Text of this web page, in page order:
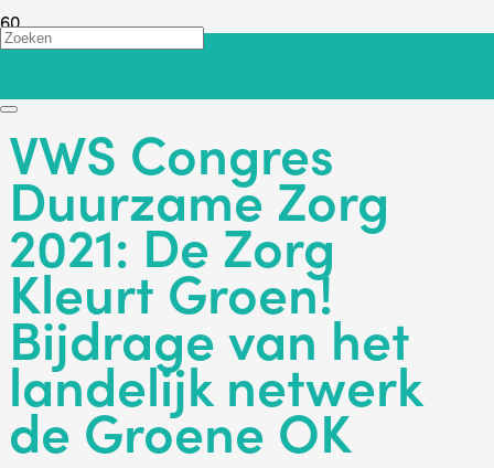
VWS Congres
Duurzame Zorg
2021: De Zorg
Kleurt Groen!
Bijdrage van het
landelijk netwerk
de Groene OK